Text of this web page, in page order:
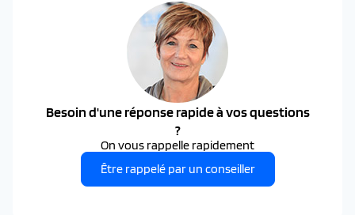
Besoin d'une réponse rapide à vos questions
?
On vous rappelle rapidement
Être rappelé par un conseiller